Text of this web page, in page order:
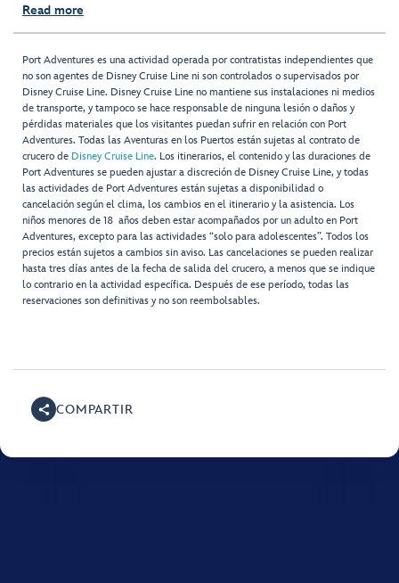
Read more
Port Adventures es una actividad operada por contratistas independientes que
no son agentes de Disney Cruise Line ni son controlados o supervisados por
Disney Cruise Line. Disney Cruise Line no mantiene sus instalaciones ni medios
de transporte, y tampoco se hace responsable de ninguna lesión o daños y
pérdidas materiales que los visitantes puedan sufrir en relación con Port
Adventures. Todas las Aventuras en los Puertos están sujetas al contrato de
crucero de Disney Cruise Line. Los itinerarios, el contenido y las duraciones de
Port Adventures se pueden ajustar a discreción de Disney Cruise Line, y todas
las actividades de Port Adventures están sujetas a disponibilidad o
cancelación según el clima, los cambios en el itinerario y la asistencia. Los
niños menores de 18 años deben estar acompañados por un adulto en Port
Adventures, excepto para las actividades “solo para adolescentes”. Todos los
precios están sujetos a cambios sin aviso. Las cancelaciones se pueden realizar
hasta tres días antes de la fecha de salida del crucero, a menos que se indique
lo contrario en la actividad específica. Después de ese período, todas las
reservaciones son definitivas y no son reembolsables.
COMPARTIR